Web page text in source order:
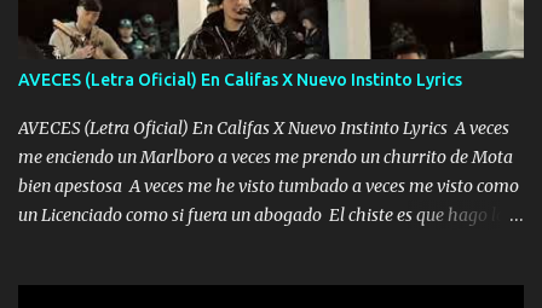
AVECES (Letra Oficial) En Califas X Nuevo Instinto Lyrics
AVECES (Letra Oficial) En Califas X Nuevo Instinto Lyrics A veces
me enciendo un Marlboro a veces me prendo un churrito de Mota
bien apestosa A veces me he visto tumbado a veces me visto como
un Licenciado como si fuera un abogado El chiste es que hago lo